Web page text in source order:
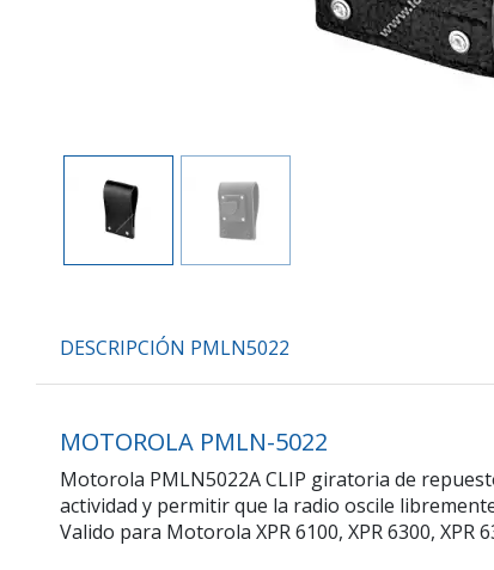
DESCRIPCIÓN PMLN5022
MOTOROLA PMLN-5022
Motorola PMLN5022A CLIP giratoria de
actividad y permitir que la radio oscile
Valido para Motorola XPR 6100, XPR 6300, XPR